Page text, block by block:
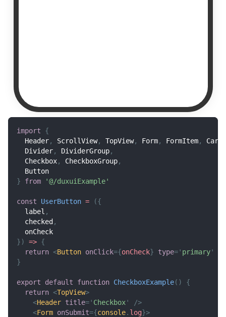
import
{
Header, ScrollView, TopView, Form, FormItem, Card
Divider, DividerGroup,
Checkbox, CheckboxGroup,
Button
}
from '@/duxuiExample'
const UserButton = ({
  label
,
  checked
,
  onCheck
}) => {
return <Button onClick={onCheck} type=' primary'
}
export default function CheckboxExample( )
{
return <TopView>
<Header title=' Checkbox'
/>
<Form onSubmit={console. log}>